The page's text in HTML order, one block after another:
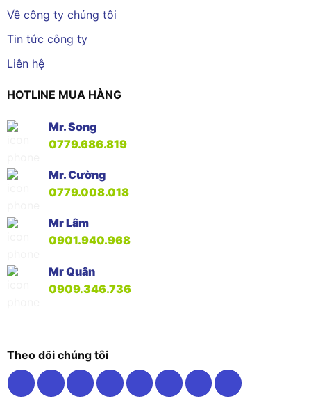
Về công ty chúng tôi
Tin tức công ty
Liên hệ
HOTLINE MUA HÀNG
Mr. Song
0779.686.819
Mr. Cường
0779.008.018
Mr Lâm
0901.940.968
Mr Quân
0909.346.736
Theo dõi chúng tôi